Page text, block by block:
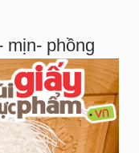
mịn- phồng